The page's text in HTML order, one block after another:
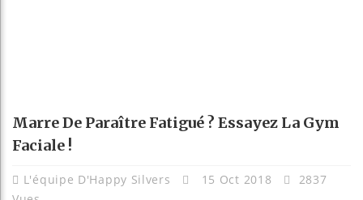
Marre De Paraître Fatigué ? Essayez La Gym
Faciale !
L'équipe D'Happy Silvers 15 Oct 2018
2837